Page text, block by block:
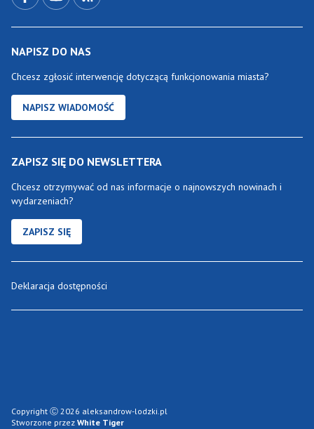
NAPISZ DO NAS
Chcesz zgłosić interwencję dotyczącą funkcjonowania miasta?
NAPISZ WIADOMOŚĆ
ZAPISZ SIĘ DO NEWSLETTERA
Chcesz otrzymywać od nas informacje o najnowszych nowinach i
wydarzeniach?
ZAPISZ SIĘ
Deklaracja dostępności
Copyright Ⓒ 2026 aleksandrow-lodzki.pl
Stworzone przez White Tiger